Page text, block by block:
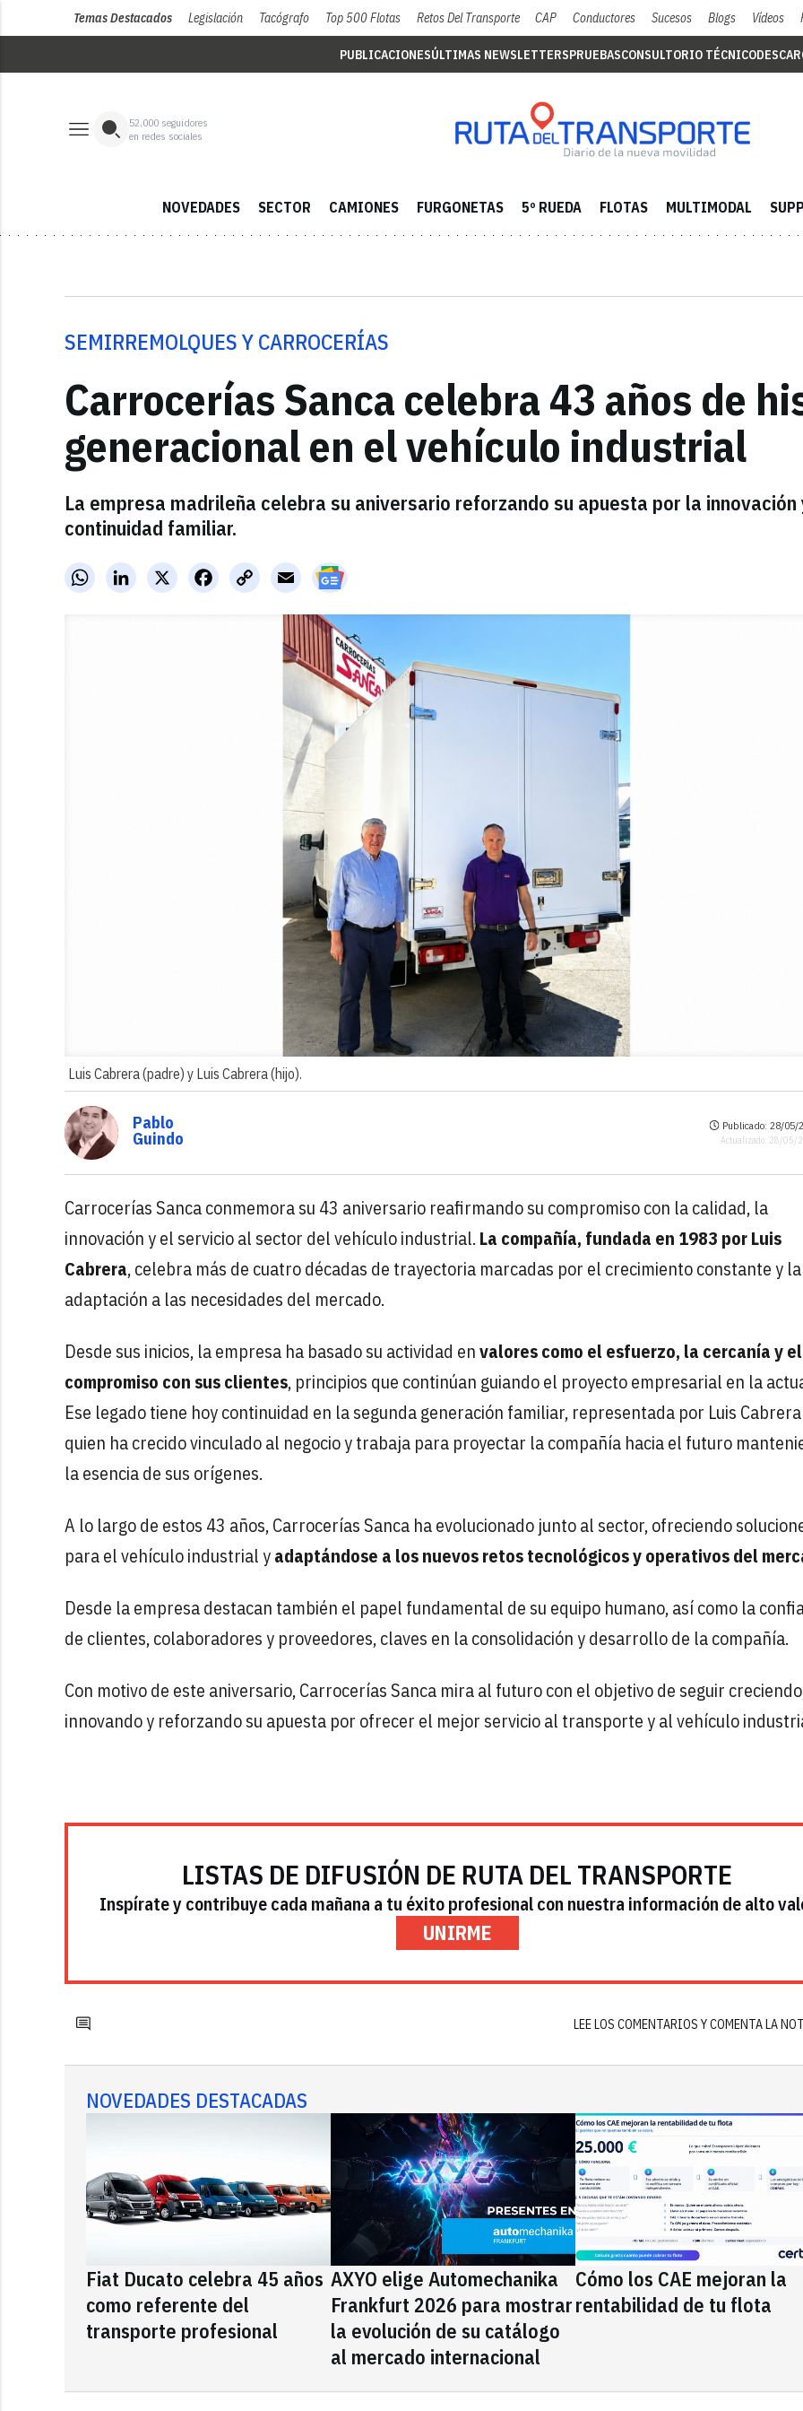
Temas Destacados Legislación Tacógrafo Top 500 Flotas Retos Del Transporte CAP Conductores Sucesos Blogs Vídeos
PUBLICACIONESÚLTIMAS NEWSLETTERSPRUEBASCONSULTORIO TÉCNICO
52,000 seguidores
en redes sociales
NOVEDADES SECTOR CAMIONES FURGONETAS 5º RUEDA FLOTAS MULTIMODAL
SEMIRREMOLQUES Y CARROCERÍAS
Carrocerías Sanca celebra 43 años de
generacional en el vehículo industrial
La empresa madrileña celebra su aniversario reforzando su apuesta por la innovación
continuidad familiar.
WhatsAppLinkedInX FacebookCopy
Link
Email
Luis Cabrera (padre) y Luis Cabrera (hijo).
Pablo
Guindo
Publicado: 28/05/
Actualizado: 28/05/
Carrocerías Sanca conmemora su 43 aniversario reafirmando su compromiso con la calidad, la
innovación y el servicio al sector del vehículo industrial. La compañía, fundada en 1983 por Luis
Cabrera, celebra más de cuatro décadas de trayectoria marcadas por el crecimiento constante y la
adaptación a las necesidades del mercado.
Desde sus inicios, la empresa ha basado su actividad envalores como el esfuerzo, la cercanía y el
compromiso con sus clientes, principios que continúan guiando el proyecto empresarial en la
Ese legado tiene hoy continuidad en la segunda generación familiar, representada por Luis
quien ha crecido vinculado al negocio y trabaja para proyectar la compañía hacia el futuro
la esencia de sus orígenes.
A lo largo de estos 43 años, Carrocerías Sanca ha evolucionado junto al sector, ofreciendo
para el vehículo industrial yadaptándose a los nuevos retos tecnológicos y operativos del
Desde la empresa destacan también el papel fundamental de su equipo humano, así como la
de clientes, colaboradores y proveedores, claves en la consolidación y desarrollo de la compañía.
Con motivo de este aniversario, Carrocerías Sanca mira al futuro con el objetivo de seguir
innovando y reforzando su apuesta por ofrecer el mejor servicio al transporte y al vehículo
LISTAS DE DIFUSIÓN DE RUTA DEL TRANSPORTE
Inspírate y contribuye cada mañana a tu éxito profesional con nuestra información de alto
UNIRME
LEE LOS COMENTARIOS Y COMENTA LA
NOVEDADES DESTACADAS
Fiat Ducato celebra 45 años
como referente del
transporte profesional
AXYO elige Automechanika
Frankfurt 2026 para mostrar
la evolución de su catálogo
al mercado internacional
Cómo los CAE mejoran la
rentabilidad de tu flota